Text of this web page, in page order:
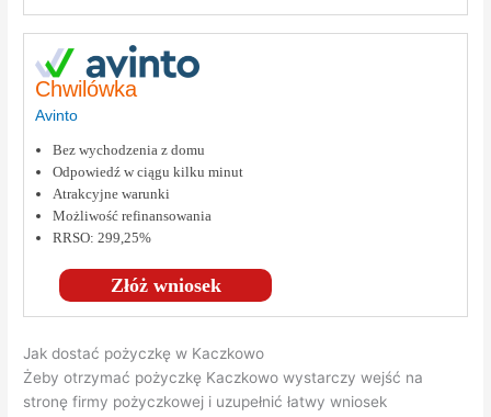
Chwilówka
Avinto
Złóż wniosek
Bez wychodzenia z domu
Odpowiedź w ciągu kilku minut
Atrakcyjne warunki
Możliwość refinansowania
RRSO: 299,25%
Jak dostać pożyczkę w Kaczkowo
Żeby otrzymać pożyczkę Kaczkowo wystarczy wejść na
stronę firmy pożyczkowej i uzupełnić łatwy wniosek